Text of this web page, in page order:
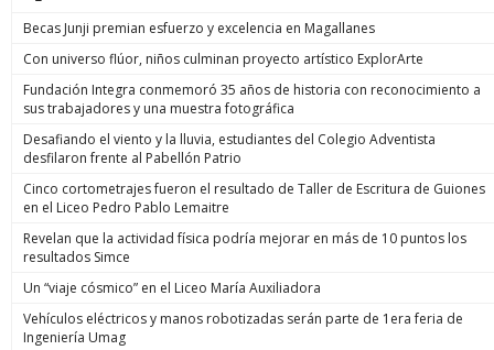
Becas Junji premian esfuerzo y excelencia en Magallanes
Con universo flúor, niños culminan proyecto artístico ExplorArte
Fundación Integra conmemoró 35 años de historia con reconocimiento a
sus trabajadores y una muestra fotográfica
Desafiando el viento y la lluvia, estudiantes del Colegio Adventista
desfilaron frente al Pabellón Patrio
Cinco cortometrajes fueron el resultado de Taller de Escritura de Guiones
en el Liceo Pedro Pablo Lemaitre
Revelan que la actividad física podría mejorar en más de 10 puntos los
resultados Simce
Un “viaje cósmico” en el Liceo María Auxiliadora
Vehículos eléctricos y manos robotizadas serán parte de 1era feria de
Ingeniería Umag